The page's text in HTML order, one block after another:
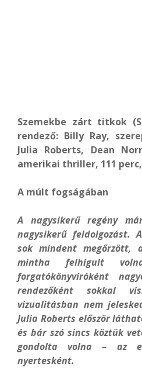
Szemekbe zárt titkok
rendező: Billy Ray,
Julia Roberts, Dean
amerikai thriller, 111 perc,
A múlt fogságában
A nagysikerű regény
nagysikerű feldolgozást.
sok mindent megőrzött,
mintha felhígult
forgatókönyvíróként
rendezőként sokkal
vizualitásban nem
Julia Roberts először
és bár szó sincs köztük
gondolta volna – az
nyertesként.